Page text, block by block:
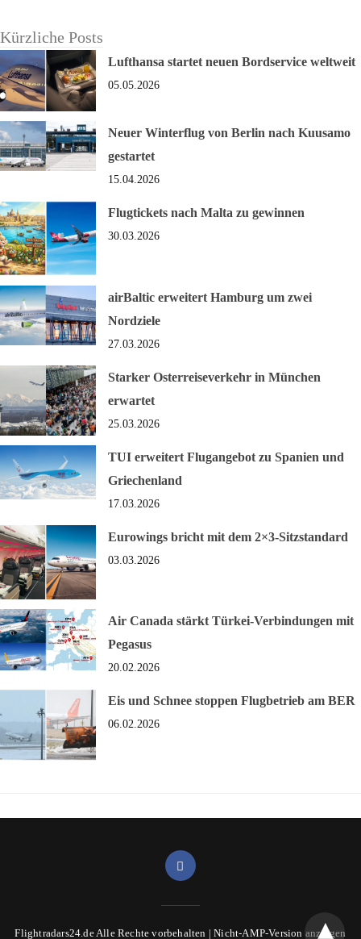
Kürzliche Posts
Lufthansa startet neuen Bordservice weltweit
05.05.2026
Neuer Winterflug von Berlin nach Kuusamo
gestartet
15.04.2026
Flugtickets nach Malta zu gewinnen
30.03.2026
airBaltic erweitert Hamburg um zwei
Nordziele
27.03.2026
Starker Osterreiseverkehr in München
erwartet
25.03.2026
TUI erweitert Flugangebot zu Spanien und
Griechenland
17.03.2026
Eurowings bricht mit dem 2×3-Sitzstandard
03.03.2026
Air Canada stärkt Türkei-Verbindungen mit
Pegasus
20.02.2026
Eis und Schnee stoppen Flugbetrieb am BER
06.02.2026
Flightradars24.de Alle Rechte vorbehalten |Nicht-AMP-Version anzeigen